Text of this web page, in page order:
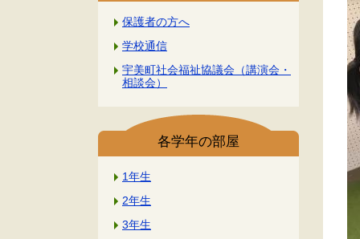
保護者の方へ
学校通信
宇美町社会福祉協議会（講演会・
相談会）
各学年の部屋
1年生
2年生
3年生